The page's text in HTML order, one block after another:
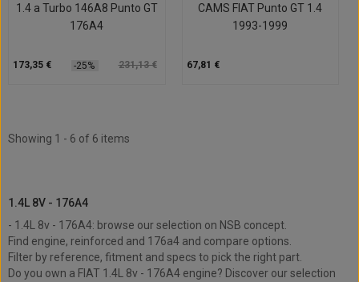
1.4 a Turbo 146A8 Punto GT
176A4
173,35 € -25% 231,13 €
CAMS FIAT Punto GT 1.4
1993-1999
67,81 €
Showing 1 - 6 of 6 items
1.4L 8V - 176A4
- 1.4L 8v - 176A4: browse our selection on NSB concept.
Find engine, reinforced and 176a4 and compare options.
Filter by reference, fitment and specs to pick the right part.
Do you own a FIAT 1.4L 8v - 176A4 engine? Discover our selection